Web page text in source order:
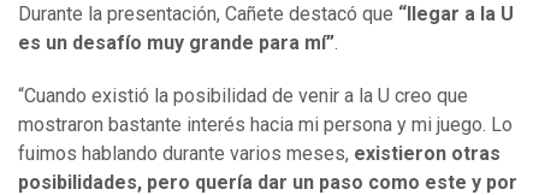
Durante la presentación, Cañete destacó que “llegar a la U
es un desafío muy grande para mí”
“Cuando existió la posibilidad de venir a la U creo que
mostraron bastante interés hacia mi persona y mi juego. Lo
fuimos hablando durante varios meses, existieron otras
posibilidades, pero quería dar un paso como este y por